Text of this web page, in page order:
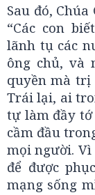
Sau đó,
“Các con
lãnh tụ các
ông chủ, và
quyền mà trị
Trái lại, ai
tự làm đầy tớ
cầm đầu
mọi người. Vì
để được
mạng sống